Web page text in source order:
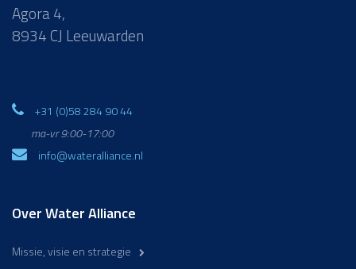
Agora 4,
8934 CJ Leeuwarden
+31 (0)58 284 90 44
ma-vr 9:00-17:00
info@wateralliance.nl
Over Water Alliance
Missie, visie en strategie